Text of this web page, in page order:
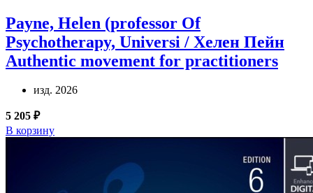
Payne, Helen (professor Of
Psychotherapy, Universi / Хелен Пейн
Authentic movement for practitioners
изд. 2026
5 205 ₽
В корзину